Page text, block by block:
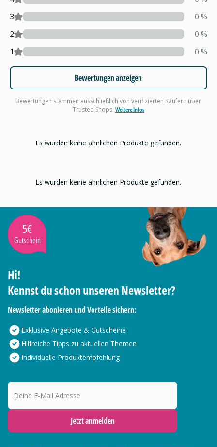
3
0 %
2
0 %
1
0 %
Bewertungen anzeigen
Bewertungen stammen ausschließlich von verifizierten Käufern über
Trusted Shops. Weitere Infos
Es wurden keine ähnlichen Produkte gefunden.
Es wurden keine ähnlichen Produkte gefunden.
5€
Gutschein
Hi!
Kennst du schon unseren Newsletter?
Newsletter abonieren und Vorteile sichern:
Exklusive Angebote & Gutscheine
Hilfreiche Tipps zu aktuellen Themen
Individuelle Produktempfehlung
Deine E-Mail Adresse
Jetzt anmelden